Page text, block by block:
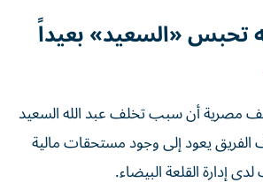
تحبس «السعيد» بعيداً
أن سبب تخلف عبد الله السعيد
يعود إلى وجود مستحقات مالية
إدارة القلعة البيضاء.